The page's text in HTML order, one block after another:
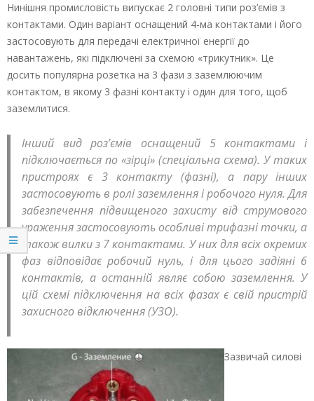
Нинішня промисловість випускає 2 головні типи роз’ємів з
контактами. Один варіант оснащений 4-ма контактами і його
застосовують для передачі електричної енергії до
навантажень, які підключені за схемою «трикутник». Це
досить популярна розетка на 3 фази з заземлюючим
контактом, в якому 3 фазні контакту і один для того, щоб
заземлитися.
Інший вид роз’ємів оснащений 5 контактами і
підключається по «зірці» (спеціальна схема). У таких
пристроях є 3 контакту (фазні), а пару інших
застосовують в ролі заземлення і робочого нуля. Для
забезпечення підвищеного захисту від струмового
ураження застосовують особливі трифазні точки, а
також вилки з 7 контактами. У них для всіх окремих
фаз відповідає робочий нуль, і для цього задіяні 6
контактів, а останній являє собою заземлення. У
цій схемі підключення на всіх фазах є свій пристрій
захисного відключення (УЗО).
Зазвичай силові